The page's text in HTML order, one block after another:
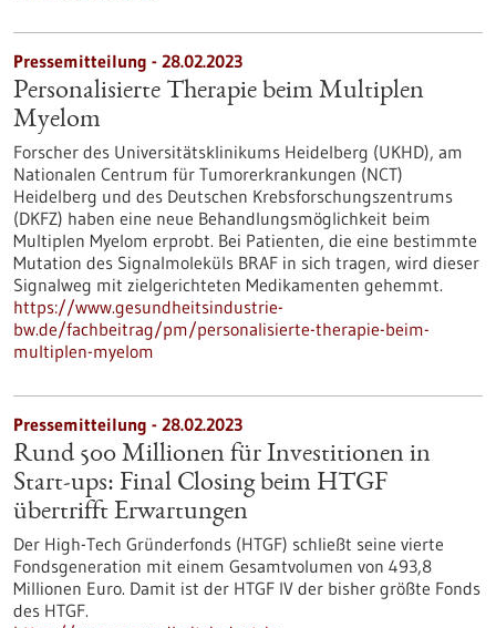
Pressemitteilung - 28.02.2023
Personalisierte Therapie beim Multiplen
Myelom
Forscher des Universitätsklinikums Heidelberg (UKHD), am
Nationalen Centrum für Tumorerkrankungen (NCT)
Heidelberg und des Deutschen Krebsforschungszentrums
(DKFZ) haben eine neue Behandlungsmöglichkeit beim
Multiplen Myelom erprobt. Bei Patienten, die eine bestimmte
Mutation des Signalmoleküls BRAF in sich tragen, wird dieser
Signalweg mit zielgerichteten Medikamenten gehemmt.
https://www.gesundheitsindustrie-
bw.de/fachbeitrag/pm/personalisierte-therapie-beim-
multiplen-myelom
Pressemitteilung - 28.02.2023
Rund 500 Millionen für Investitionen in
Start-ups: Final Closing beim HTGF
übertrifft Erwartungen
Der High-Tech Gründerfonds (HTGF) schließt seine vierte
Fondsgeneration mit einem Gesamtvolumen von 493,8
Millionen Euro. Damit ist der HTGF IV der bisher größte Fonds
des HTGF.